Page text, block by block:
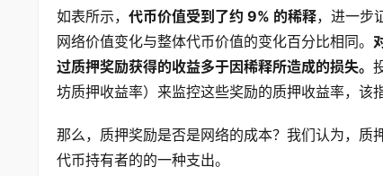
如表所示， 代币价值受到了约 9% 的稀释，进一步
网络价值变化与整体代币价值的变化百分比相同。
过质押奖励获得的收益多于因稀释所造成的损失。
坊质押收益率）来监控这些奖励的质押收益率，该
那么，质押奖励是否是网络的成本？我们认为，
代币持有者的的一种支出。